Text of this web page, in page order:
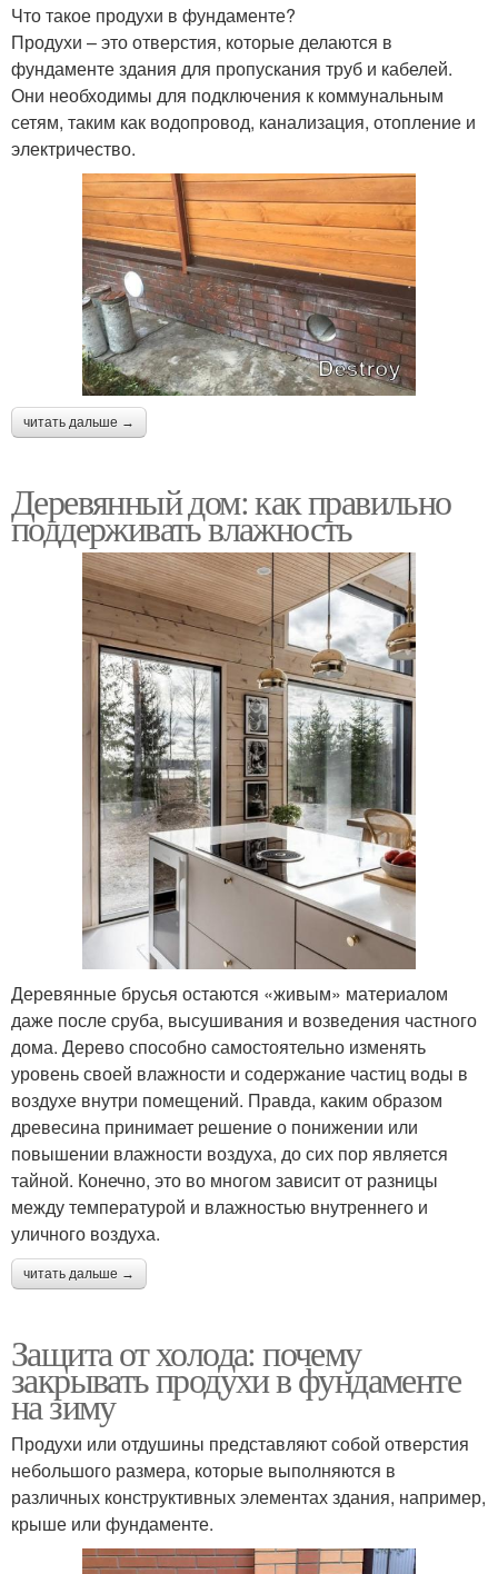
Что такое продухи в фундаменте?
Продухи – это отверстия, которые делаются в
фундаменте здания для пропускания труб и кабелей.
Они необходимы для подключения к коммунальным
сетям, таким как водопровод, канализация, отопление и
электричество.
читать дальше →
Деревянный дом: как правильно
поддерживать влажность
Деревянные брусья остаются «живым» материалом
даже после сруба, высушивания и возведения частного
дома. Дерево способно самостоятельно изменять
уровень своей влажности и содержание частиц воды в
воздухе внутри помещений. Правда, каким образом
древесина принимает решение о понижении или
повышении влажности воздуха, до сих пор является
тайной. Конечно, это во многом зависит от разницы
между температурой и влажностью внутреннего и
уличного воздуха.
читать дальше →
Защита от холода: почему
закрывать продухи в фундаменте
на зиму
Продухи или отдушины представляют собой отверстия
небольшого размера, которые выполняются в
различных конструктивных элементах здания, например,
крыше или фундаменте.